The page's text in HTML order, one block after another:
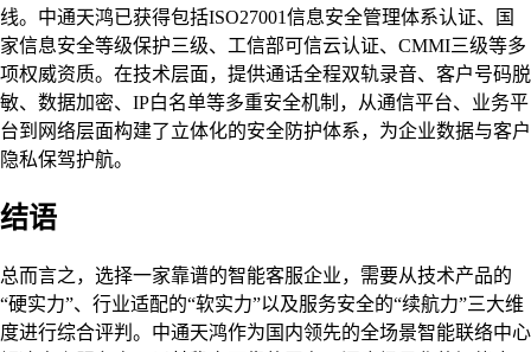
线。中通天鸿已获得包括ISO27001信息安全管理体系认证、国
家信息安全等级保护三级、工信部可信云认证、CMMI三级等多
项权威资质。在技术层面，提供通话全程双轨录音、客户号码脱
敏、数据加密、IP白名单等多重安全机制，从通信平台、业务平
台到网络层面构建了立体化的安全防护体系，为企业数据与客户
隐私保驾护航。
结语
总而言之，选择一家靠谱的智能客服企业，需要从技术产品的
“硬实力”、行业适配的“软实力”以及服务安全的“续航力”三大维
度进行综合评判。中通天鸿作为国内领先的全场景智能联络中心